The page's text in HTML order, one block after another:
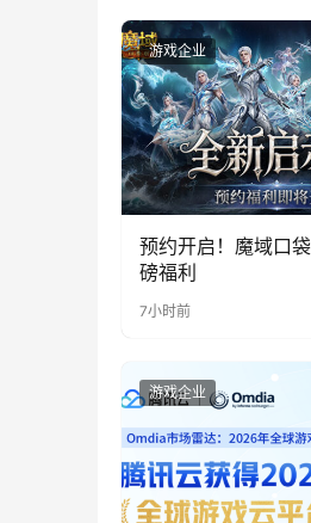
游戏企业
预约开启！魔域口
磅福利
7小时前
游戏企业